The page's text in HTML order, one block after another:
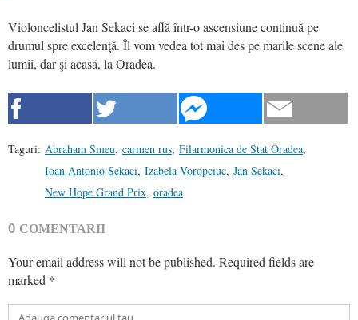
Violoncelistul Jan Sekaci se află într-o ascensiune continuă pe
drumul spre excelenţă. Îl vom vedea tot mai des pe marile scene ale
lumii, dar şi acasă, la Oradea.
Taguri: Abraham Smeu, carmen rus, Filarmonica de Stat Oradea,
Ioan Antonio Sekaci, Izabela Voropciuc, Jan Sekaci,
New Hope Grand Prix, oradea
0 COMENTARII
Your email address will not be published. Required fields are
marked *